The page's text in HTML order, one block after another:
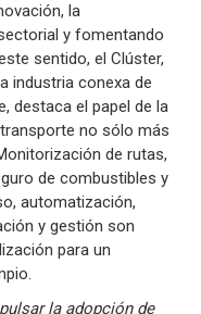
la
y fomentando
sentido, el Clúster,
industria conexa de
destaca el papel de la
no sólo más
de rutas,
de combustibles y
automatización,
y gestión son
para un
la adopción de